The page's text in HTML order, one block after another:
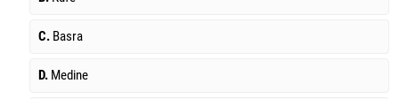
C. Basra
D. Medine